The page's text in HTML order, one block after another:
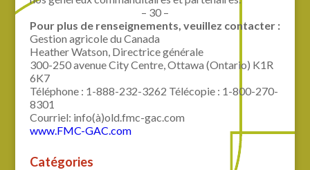
– 30 –
Pour plus de renseignements, veuillez contacter :
Gestion agricole du Canada
Heather Watson, Directrice générale
300-250 avenue City Centre, Ottawa (Ontario) K1R
6K7
Téléphone : 1-888-232-3262 Télécopie : 1-800-270-
8301
Courriel: info(à)old.fmc-gac.com
www.FMC-GAC.com
Catégories